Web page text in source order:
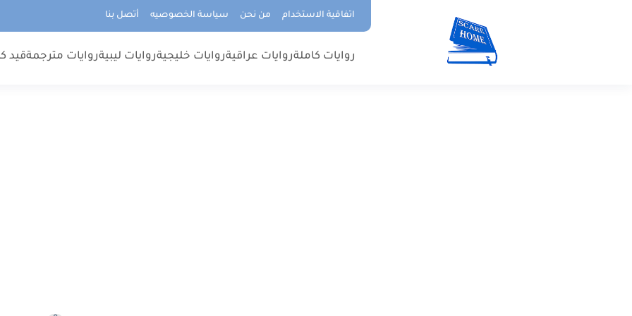
اتفاقية الاستخدام من نحن سياسة الخصوصيه أتصل بنا
روايات كاملةروايات عراقيةروايات خليجيةروايات ليبيةروايات مترجمةقيد